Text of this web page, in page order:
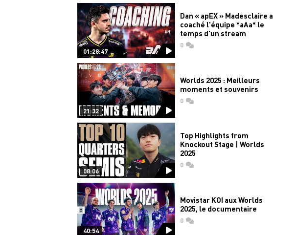
01:28:47
Dan « apEX » Madesclaire a
coaché l'équipe *aAa* le
temps d'un stream
0commentaires
21:32
Worlds 2025 : Meilleurs
moments et souvenirs
0commentaires
08:06
Top Highlights from
Knockout Stage | Worlds
2025
0commentaires
40:54
Movistar KOI aux Worlds
2025, le documentaire
0commentaires